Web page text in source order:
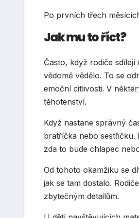
Po prvních třech
Jak mu to říct?
Často, když rodiče
vědomě vědělo. To se
emoční citlivosti. V
těhotenství.
Když nastane správný
bratříčka nebo sestřičku.
zda to bude chlapec
Od tohoto okamžiku se
jak se tam dostalo.
zbytečným detailům.